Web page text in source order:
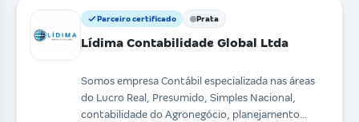
Parceiro certificado Prata
Lídima Contabilidade Global Ltda
Somos empresa Contábil especializada nas áreas
do Lucro Real, Presumido, Simples Nacional,
contabilidade do Agronegócio, planejamento